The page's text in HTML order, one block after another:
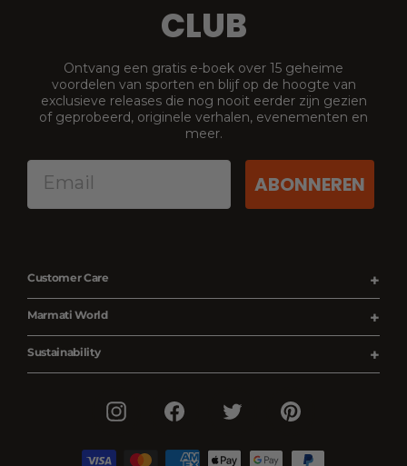
CLUB
Ontvang een gratis e-boek over 15 geheime
voordelen van sporten en blijf op de hoogte van
exclusieve releases die nog nooit eerder zijn gezien
of geprobeerd, originele verhalen, evenementen en
meer.
ABONNEREN
Customer Care
Bestelstatus
Verzendgegevens
Marmati World
Over ons
Partners
Hoteloplossingen
Sustainability
Instagram Facebook Pinterest